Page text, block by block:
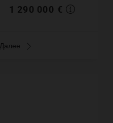
1 290 000 €
Далее